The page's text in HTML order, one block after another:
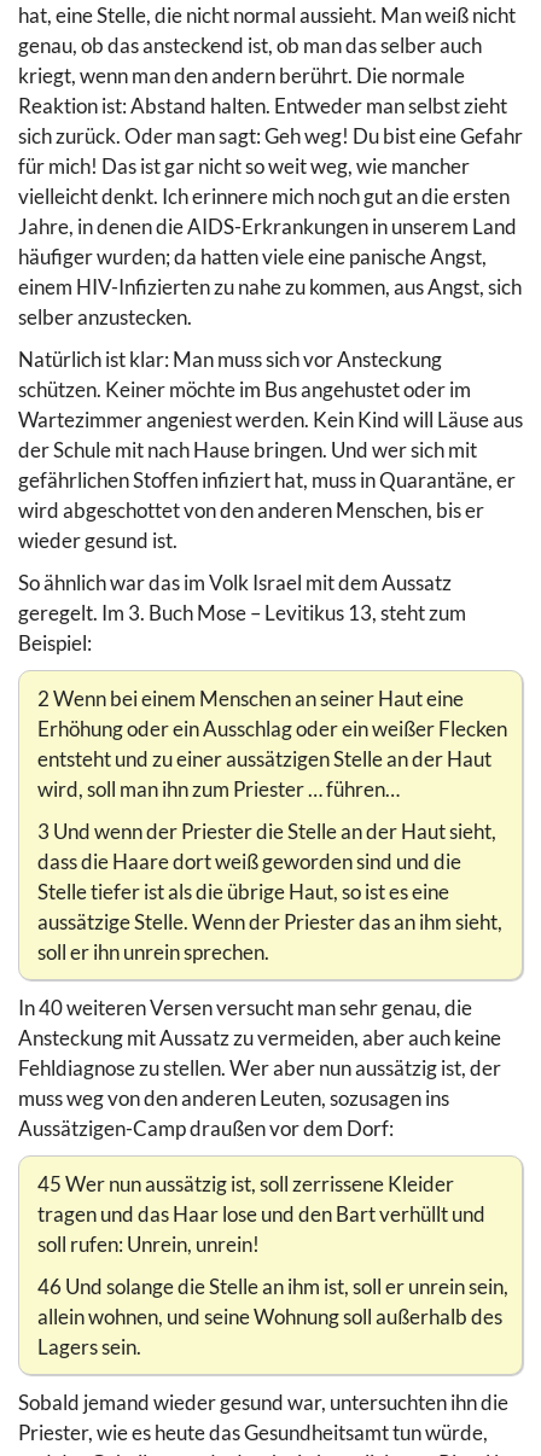
hat, eine Stelle, die nicht normal aussieht. Man weiß nicht
genau, ob das ansteckend ist, ob man das selber auch
kriegt, wenn man den andern berührt. Die normale
Reaktion ist: Abstand halten. Entweder man selbst zieht
sich zurück. Oder man sagt: Geh weg! Du bist eine Gefahr
für mich! Das ist gar nicht so weit weg, wie mancher
vielleicht denkt. Ich erinnere mich noch gut an die ersten
Jahre, in denen die AIDS-Erkrankungen in unserem Land
häufiger wurden; da hatten viele eine panische Angst,
einem HIV-Infizierten zu nahe zu kommen, aus Angst, sich
selber anzustecken.
Natürlich ist klar: Man muss sich vor Ansteckung
schützen. Keiner möchte im Bus angehustet oder im
Wartezimmer angeniest werden. Kein Kind will Läuse aus
der Schule mit nach Hause bringen. Und wer sich mit
gefährlichen Stoffen infiziert hat, muss in Quarantäne, er
wird abgeschottet von den anderen Menschen, bis er
wieder gesund ist.
So ähnlich war das im Volk Israel mit dem Aussatz
geregelt. Im 3. Buch Mose – Levitikus 13, steht zum
Beispiel:
2 Wenn bei einem Menschen an seiner Haut eine
Erhöhung oder ein Ausschlag oder ein weißer Flecken
entsteht und zu einer aussätzigen Stelle an der Haut
wird, soll man ihn zum Priester … führen…
3 Und wenn der Priester die Stelle an der Haut sieht,
dass die Haare dort weiß geworden sind und die
Stelle tiefer ist als die übrige Haut, so ist es eine
aussätzige Stelle. Wenn der Priester das an ihm sieht,
soll er ihn unrein sprechen.
In 40 weiteren Versen versucht man sehr genau, die
Ansteckung mit Aussatz zu vermeiden, aber auch keine
Fehldiagnose zu stellen. Wer aber nun aussätzig ist, der
muss weg von den anderen Leuten, sozusagen ins
Aussätzigen-Camp draußen vor dem Dorf:
45 Wer nun aussätzig ist, soll zerrissene Kleider
tragen und das Haar lose und den Bart verhüllt und
soll rufen: Unrein, unrein!
46 Und solange die Stelle an ihm ist, soll er unrein sein,
allein wohnen, und seine Wohnung soll außerhalb des
Lagers sein.
Sobald jemand wieder gesund war, untersuchten ihn die
Priester, wie es heute das Gesundheitsamt tun würde,